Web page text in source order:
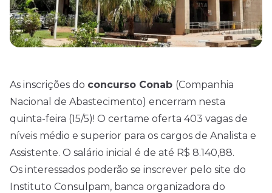
As inscrições do concurso Conab (Companhia
Nacional de Abastecimento) encerram nesta
quinta-feira (15/5)! O certame oferta 403 vagas de
níveis médio e superior para os cargos de Analista e
Assistente. O salário inicial é de até R$ 8.140,88.
Os interessados poderão se inscrever pelo site do
Instituto Consulpam, banca organizadora do